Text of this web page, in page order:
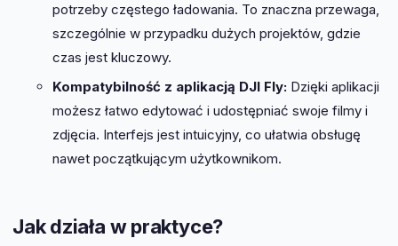
potrzeby częstego ładowania. To znaczna przewaga,
szczególnie w przypadku dużych projektów, gdzie
czas jest kluczowy.
Kompatybilność z aplikacją DJI Fly: Dzięki aplikacji
możesz łatwo edytować i udostępniać swoje filmy i
zdjęcia. Interfejs jest intuicyjny, co ułatwia obsługę
nawet początkującym użytkownikom.
Jak działa w praktyce?